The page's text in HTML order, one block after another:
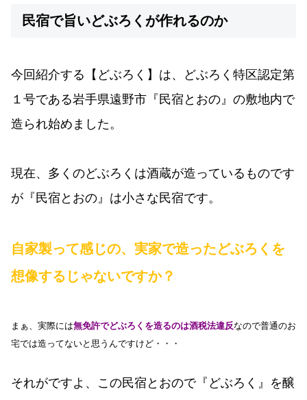
民宿で旨いどぶろくが作れるのか
今回紹介する【どぶろく】は、どぶろく特区認定第
１号である岩手県遠野市『民宿とおの』の敷地内で
造られ始めました。
現在、多くのどぶろくは酒蔵が造っているものです
が『民宿とおの』は小さな民宿です。
自家製って感じの、実家で造ったどぶろくを
想像するじゃないですか？
まぁ、実際には無免許でどぶろくを造るのは酒税法違反なので普通のお
宅では造ってないと思うんですけど・・・
それがですよ、この民宿とおので『どぶろく』を醸